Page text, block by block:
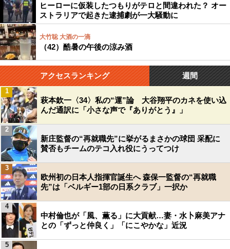
ヒーローに仮装したつもりがテロと間違われた？ オー
ストラリアで起きた逮捕劇が一大騒動に
大竹聡 大酒の一滴
（42）酷暑の午後の涼み酒
アクセスランキング 週間
萩本欽一〈34〉私の“運”論 大谷翔平のカネを使い込
んだ通訳に「小さな声で『ありがとう』」
1
新庄監督の“再就職先”に挙がるまさかの球団 采配に
賛否もチームのテコ入れ役にうってつけ
2
欧州初の日本人指揮官誕生へ 森保一監督の“再就職
先”は「ベルギー1部の日系クラブ」一択か
3
中村倫也が「風、薫る」に大貢献…妻・水卜麻美アナ
との「ずっと仲良く」「にこやかな」近況
4
5